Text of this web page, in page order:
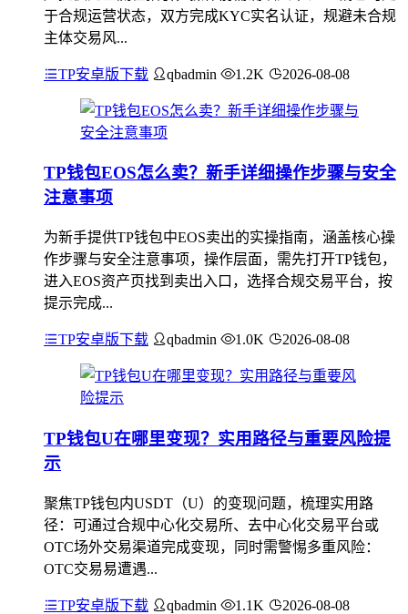
于合规运营状态，双方完成KYC实名认证，规避未合规
主体交易风...
TP安卓版下载 qbadmin 1.2K 2026-08-08
TP钱包EOS怎么卖？新手详细操作步骤与安全
注意事项
为新手提供TP钱包中EOS卖出的实操指南，涵盖核心操
作步骤与安全注意事项，操作层面，需先打开TP钱包，
进入EOS资产页找到卖出入口，选择合规交易平台，按
提示完成...
TP安卓版下载 qbadmin 1.0K 2026-08-08
TP钱包U在哪里变现？实用路径与重要风险提
示
聚焦TP钱包内USDT（U）的变现问题，梳理实用路
径：可通过合规中心化交易所、去中心化交易平台或
OTC场外交易渠道完成变现，同时需警惕多重风险：
OTC交易易遭遇...
TP安卓版下载 qbadmin 1.1K 2026-08-08